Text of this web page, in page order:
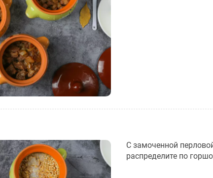
С замоченной
распределите по